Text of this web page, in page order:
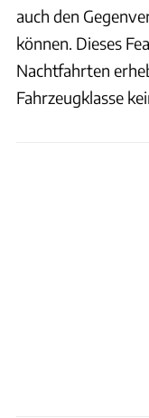
auch den
können. Dieses
Nachtfahrten
Fahrzeugklasse